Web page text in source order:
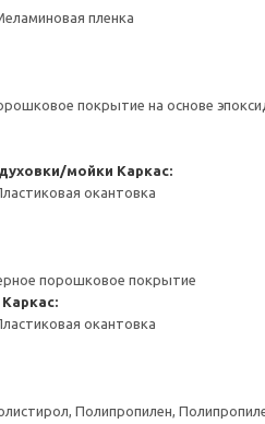
пленка
покрытие на основе
мойки Каркас:
окантовка
порошковое покрытие
Каркас:
окантовка
Полипропилен,